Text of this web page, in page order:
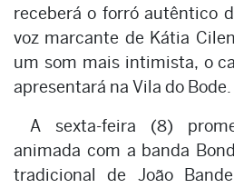
receberá o forró autêntico
voz marcante de Kátia
um som mais intimista, o
apresentará na Vila do Bode.
A sexta-feira (8)
animada com a banda
tradicional de João